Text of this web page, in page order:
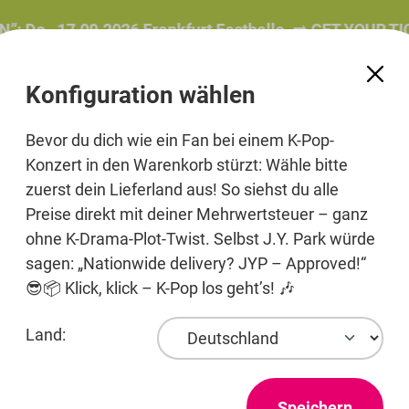
17.09.2026 Frankfurt Festhalle. ➡️ GET YOUR
Beauty Pre-Order Printmedien
Blu-ray
Konfiguration wählen
Bevor du dich wie ein Fan bei einem K-Pop-
Konzert in den Warenkorb stürzt: Wähle bitte
zuerst dein Lieferland aus! So siehst du alle
Preise direkt mit deiner Mehrwertsteuer – ganz
ohne K-Drama-Plot-Twist. Selbst J.Y. Park würde
sagen: „Nationwide delivery? JYP – Approved!“
😎📦 Klick, klick – K-Pop los geht’s! 🎶
Land: